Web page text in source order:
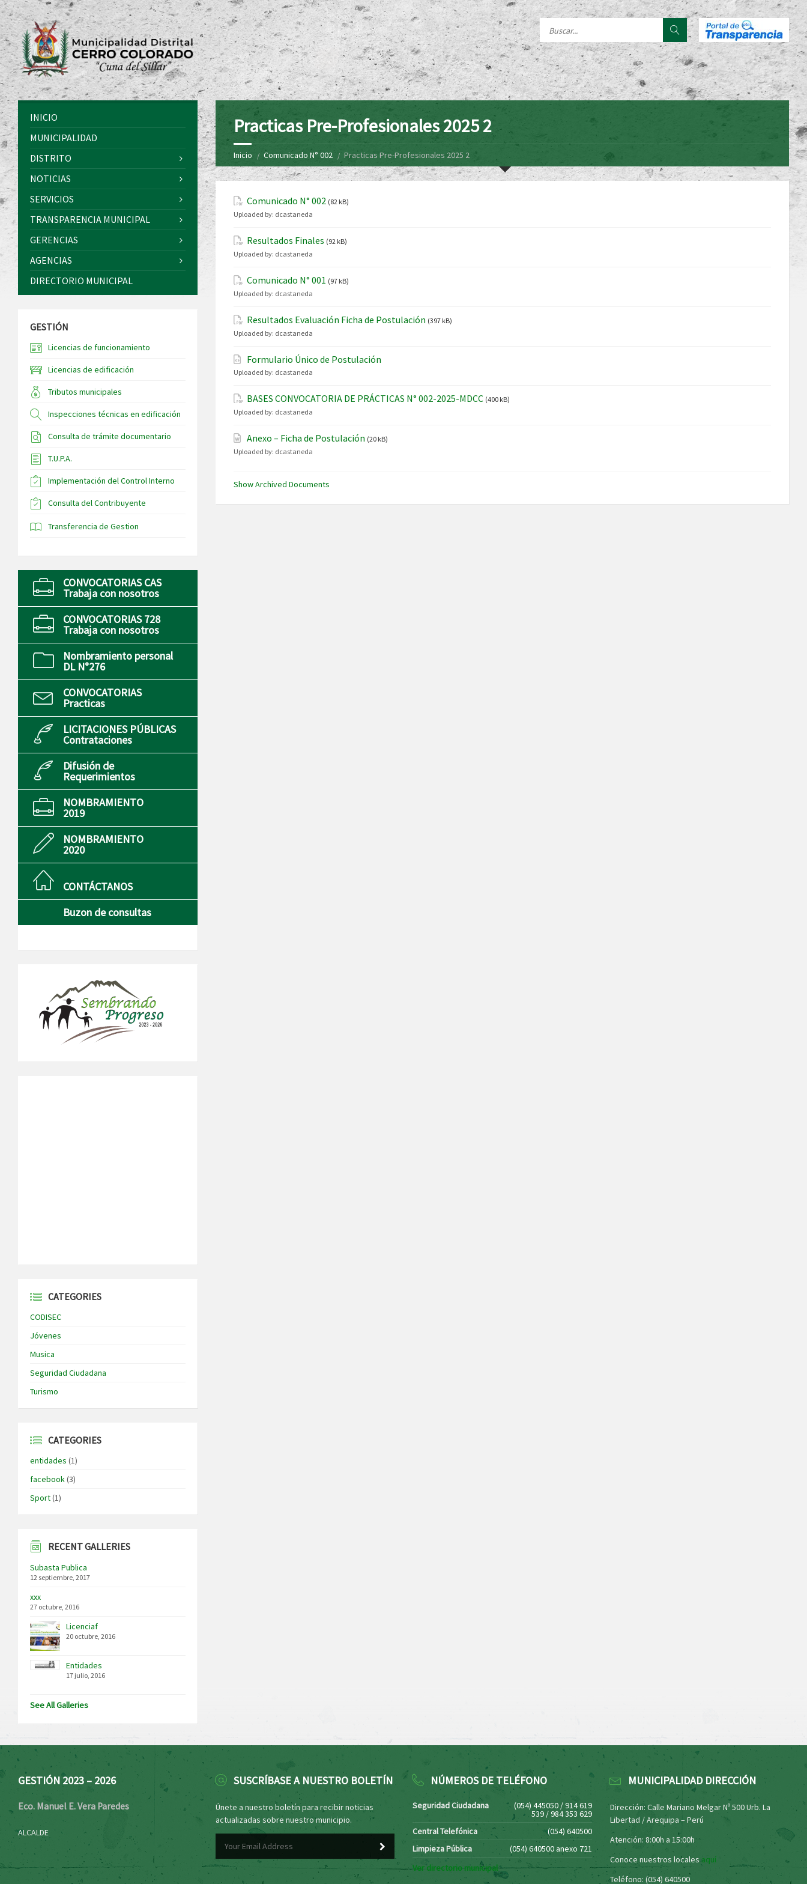
Practicas Pre-Profesionales 2025 2
Inicio Comunicado N° 002 Practicas Pre-Profesionales 2025 2
Comunicado N° 002 (82 kB)
Uploaded by: dcastaneda
Resultados Finales (92 kB)
Uploaded by: dcastaneda
Comunicado N° 001 (97 kB)
Uploaded by: dcastaneda
Resultados Evaluación Ficha de Postulación (397 kB)
Uploaded by: dcastaneda
Formulario Único de Postulación
Uploaded by: dcastaneda
BASES CONVOCATORIA DE PRÁCTICAS N° 002-2025-MDCC (400 kB)
Uploaded by: dcastaneda
Anexo – Ficha de Postulación (20 kB)
Uploaded by: dcastaneda
Show Archived Documents
INICIO
MUNICIPALIDAD
DISTRITO
NOTICIAS
SERVICIOS
TRANSPARENCIA MUNICIPAL
GERENCIAS
AGENCIAS
DIRECTORIO MUNICIPAL
GESTIÓN
Licencias de funcionamiento
Licencias de edificación
Tributos municipales
Inspecciones técnicas en edificación
Consulta de trámite documentario
T.U.P.A.
Implementación del Control Interno
Consulta del Contribuyente
Transferencia de Gestion
CONVOCATORIAS CAS
Trabaja con nosotros
CONVOCATORIAS 728
Trabaja con nosotros
Nombramiento personal
DL N°276
CONVOCATORIAS
Practicas
LICITACIONES PÚBLICAS
Contrataciones
Difusión de
Requerimientos
NOMBRAMIENTO
2019
NOMBRAMIENTO
2020
CONTÁCTANOS
Buzon de consultas
CATEGORIES
CODISEC
Jóvenes
Musica
Seguridad Ciudadana
Turismo
CATEGORIES
entidades (1)
facebook(3)
Sport(1)
RECENT GALLERIES
Subasta Publica
12 septiembre, 2017
xxx
27 octubre, 2016
Licenciaf
20 octubre, 2016
Entidades
17 julio, 2016
See All Galleries
GESTIÓN 2023 – 2026
Eco. Manuel E. Vera Paredes
ALCALDE
SUSCRÍBASE A NUESTRO BOLETÍN
Únete a nuestro boletín para recibir noticias
actualizadas sobre nuestro municipio.
NÚMEROS DE TELÉFONO
Seguridad Ciudadana (054) 445050 / 914 619
539 / 984 353 629
Central Telefónica
(054) 640500
Limpieza Pública
(054) 640500 anexo 721
Ver directorio municipal
MUNICIPALIDAD DIRECCIÓN
Dirección: Calle Mariano Melgar Nº 500 Urb. La
Libertad / Arequipa – Perú
Atención: 8:00h a 15:00h
Conoce nuestros locales aquí
Teléfono: (054) 640500